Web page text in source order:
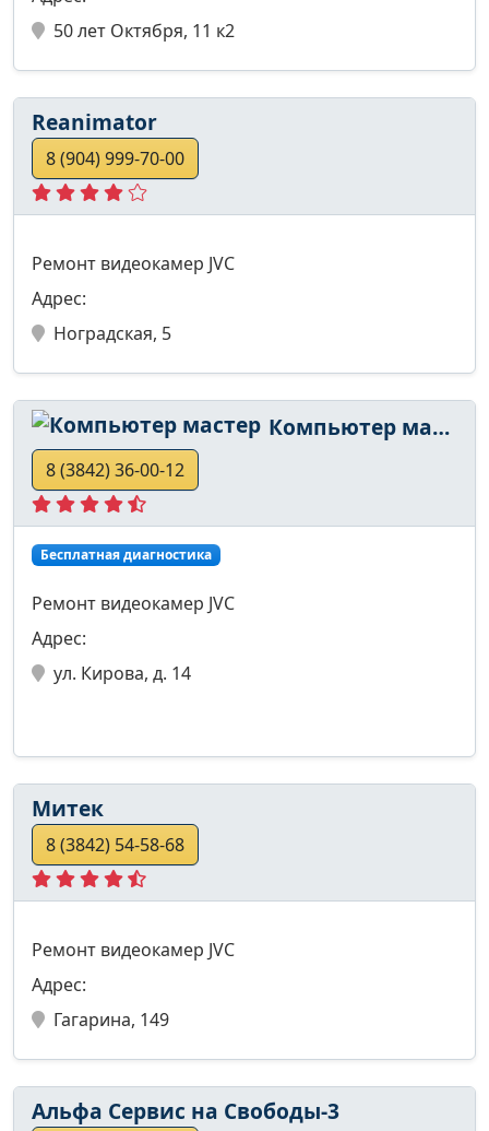
50 лет Октября, 11 к2
Reanimator
8 (904) 999-70-00
Ремонт видеокамер JVC
Адрес:
Ноградская, 5
Компьютер мастер
8 (3842) 36-00-12
Бесплатная диагностика
Ремонт видеокамер JVC
Адрес:
ул. Кирова, д. 14
Митек
8 (3842) 54-58-68
Ремонт видеокамер JVC
Адрес:
Гагарина, 149
Альфа Сервис на Свободы-3